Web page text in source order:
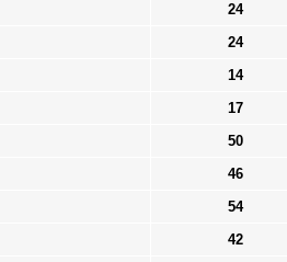
24
24
14
17
50
46
54
42